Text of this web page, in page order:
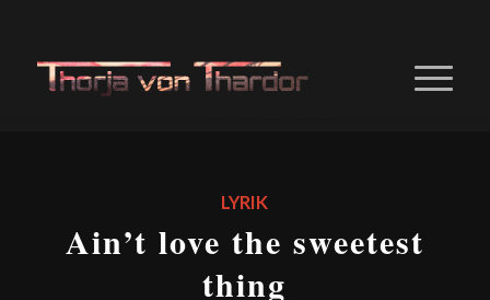
LYRIK
Ain’t love the sweetest
thing